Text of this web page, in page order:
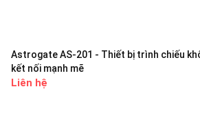
Astrogate AS-201 - Thiết bị trình chiếu
kết nối mạnh mẽ
Liên hệ